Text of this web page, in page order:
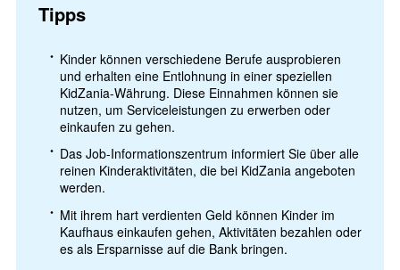
Tipps
Kinder können verschiedene Berufe ausprobieren
und erhalten eine Entlohnung in einer speziellen
KidZania-Währung. Diese Einnahmen können sie
nutzen, um Serviceleistungen zu erwerben oder
einkaufen zu gehen.
Das Job-Informationszentrum informiert Sie über alle
reinen Kinderaktivitäten, die bei KidZania angeboten
werden.
Mit ihrem hart verdienten Geld können Kinder im
Kaufhaus einkaufen gehen, Aktivitäten bezahlen oder
es als Ersparnisse auf die Bank bringen.